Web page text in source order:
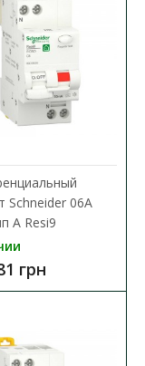
Schneider 4P
Schneider 06А
А Resi9
грн